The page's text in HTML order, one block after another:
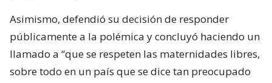
Asimismo, defendió su decisión de responder
públicamente a la polémica y concluyó haciendo un
llamado a “que se respeten las maternidades libres,
sobre todo en un país que se dice tan preocupado